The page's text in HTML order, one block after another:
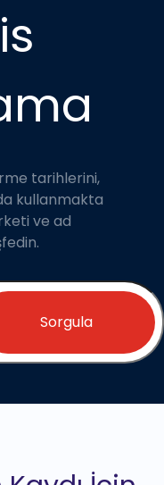
tarihlerini,
kullanmakta
ve ad
Sorgula